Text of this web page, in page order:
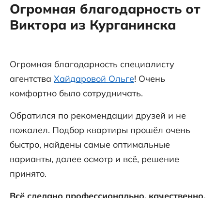
Огромная благодарность от
Виктора из Курганинска
Огромная благодарность специалисту
агентства Хайдаровой Ольге! Очень
комфортно было сотрудничать.
Обратился по рекомендации друзей и не
пожалел. Подбор квартиры прошёл очень
быстро, найдены самые оптимальные
варианты, далее осмотр и всё, решение
принято.